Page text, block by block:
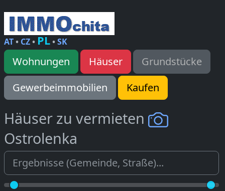
AT• CZ• PL•SK
Wohnungen Häuser
Grundstücke
Gewerbeimmobilien
Kaufen
Häuser zu vermieten
Ostrolenka